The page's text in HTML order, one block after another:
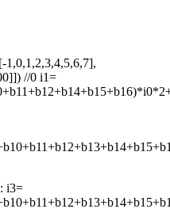
1,0,1,2,3,4,5,6,7],
//0 i1=
i3=